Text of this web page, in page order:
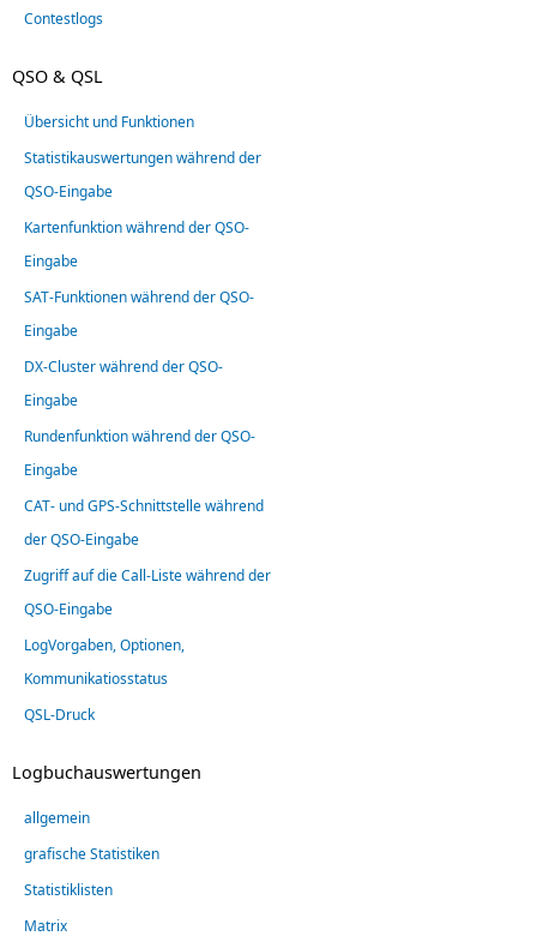
Contestlogs
QSO & QSL
Übersicht und Funktionen
Statistikauswertungen während der
QSO-Eingabe
Kartenfunktion während der QSO-
Eingabe
SAT-Funktionen während der QSO-
Eingabe
DX-Cluster während der QSO-
Eingabe
Rundenfunktion während der QSO-
Eingabe
CAT- und GPS-Schnittstelle während
der QSO-Eingabe
Zugriff auf die Call-Liste während der
QSO-Eingabe
LogVorgaben, Optionen,
Kommunikatiosstatus
QSL-Druck
Logbuchauswertungen
allgemein
grafische Statistiken
Statistiklisten
Matrix